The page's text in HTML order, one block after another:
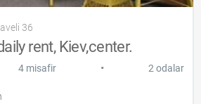
36
rent, Kiev,center.
4 misafir • 2 odalar